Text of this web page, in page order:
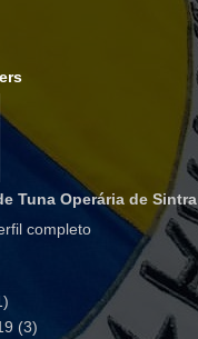
Tuna Operária de Sintra
completo
(3)